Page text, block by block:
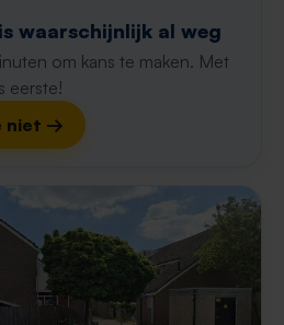
waarschijnlijk al weg
om kans te maken. Met
eerste!
niet →